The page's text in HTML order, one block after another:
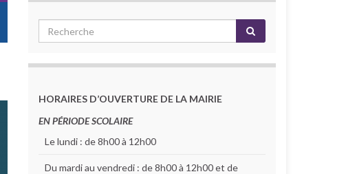
HORAIRES D’OUVERTURE DE LA MAIRIE
EN PÉRIODE SCOLAIRE
Le lundi : de 8h00 à 12h00
Du mardi au vendredi : de 8h00 à 12h00 et de